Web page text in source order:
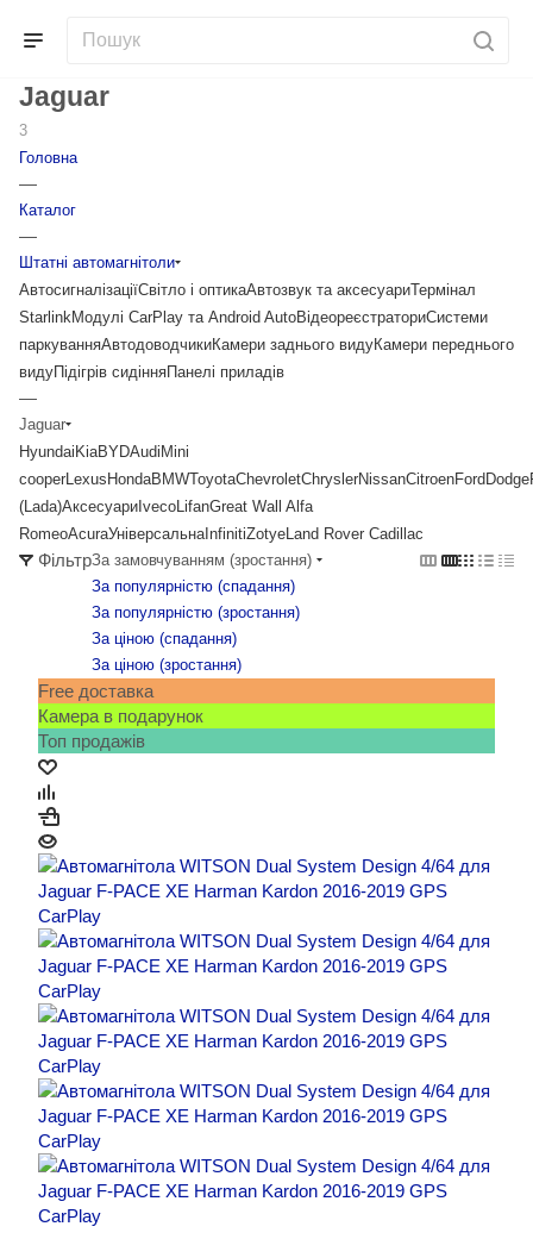
Jaguar
3
Головна
—
Каталог
—
Штатні автомагнітоли
АвтосигналізаціїСвітло і оптикаАвтозвук та аксесуариТермінал
StarlinkМодулі CarPlay та Android AutoВідеореєстраториСистеми
паркуванняАвтодоводчикиКамери заднього видуКамери переднього
видуПідігрів сидінняПанелі приладів
—
Jaguar
Hyundai KiaBYDAudi Mini
cooperLexus HondaBMWToyotaChevroletChryslerNissanCitroenFord Dodge
(Lada)Аксесуари IvecoLifanGreat Wall Alfa
RomeoAcuraУніверсальнаInfinitiZotyeLand Rover Cadillac
ФільтрЗа замовчуванням (зростання)
За популярністю (cпадання)
За популярністю (зростання)
За ціною (cпадання)
За ціною (зростання)
Free доставка
Камера в подарунок
Топ продажів